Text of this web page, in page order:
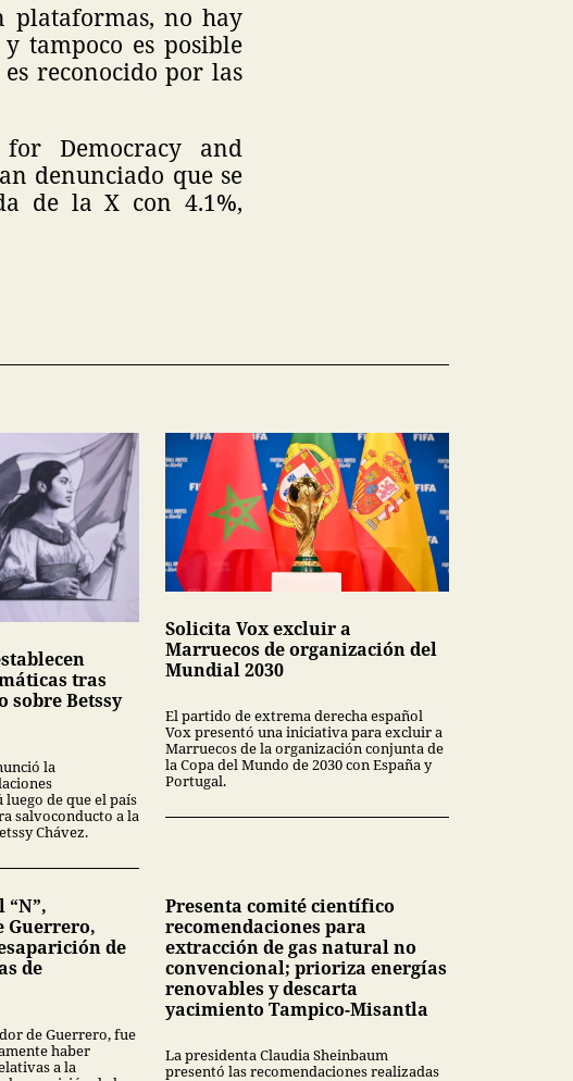
plataformas, no hay
tampoco es posible
reconocido por las
Democracy and
denunciado que se
de la X con 4.1%,
tras
sobre Betssy
la
de que el país
salvoconducto a la
Chávez.
Solicita Vox excluir a
Marruecos de organización del
Mundial 2030
El partido de extrema derecha español
Vox presentó una iniciativa para excluir a
Marruecos de la organización conjunta de
la Copa del Mundo de 2030 con España y
Portugal.
“N”,
Guerrero,
de
de
de Guerrero, fue
haber
a la
Presenta comité científico
recomendaciones para
extracción de gas natural no
convencional; prioriza energías
renovables y descarta
yacimiento Tampico-Misantla
La presidenta Claudia Sheinbaum
presentó las recomendaciones realizadas